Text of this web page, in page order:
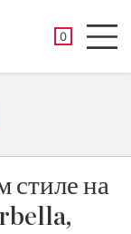
0
стиле на